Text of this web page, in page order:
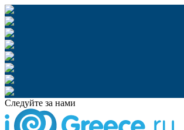
Следуйте за нами